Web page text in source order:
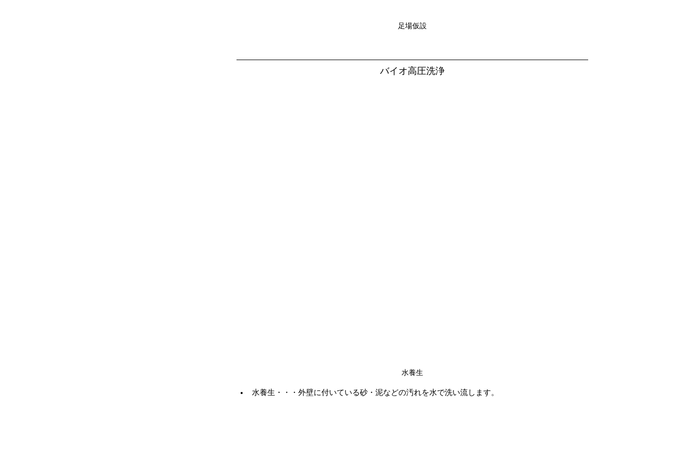
足場仮設
バイオ高圧洗浄
水養生
水養生・・・外壁に付いている砂・泥などの汚れを水で洗い流します。